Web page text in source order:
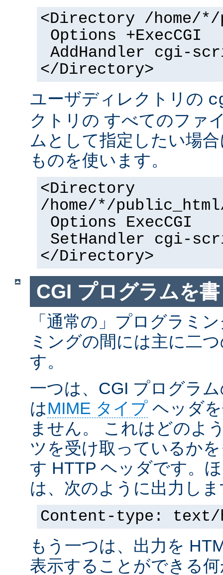
<Directory /home/
Options +ExecCGI
AddHandler cgi-
</Directory>
ユーザディレクトリの
クトリの すべてのファ
ムとして指定したい場
ものを使います。
<Directory
/home/*/
Options ExecCGI
SetHandler cgi-
</Directory>
CGI プログラムを
「通常の」プログラミ
ミングの間には主に二
す。
一つは、CGI プログラ
はMIME タイプ ヘッダ
ません。 これはどのよ
ツを受け取っているか
す HTTP ヘッダです。
は、次のように出力し
Content-type: text/
もう一つは、出力を
表示することができる